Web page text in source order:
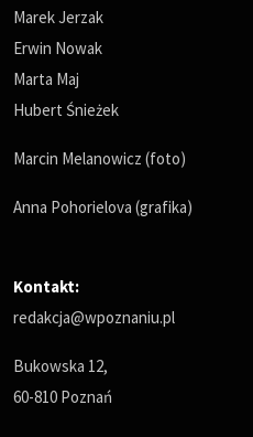
Marek Jerzak
Erwin Nowak
Marta Maj
Hubert Śnieżek
Marcin Melanowicz (foto)
Anna Pohorielova (grafika)
Kontakt:
redakcja@wpoznaniu.pl
Bukowska 12,
60-810 Poznań